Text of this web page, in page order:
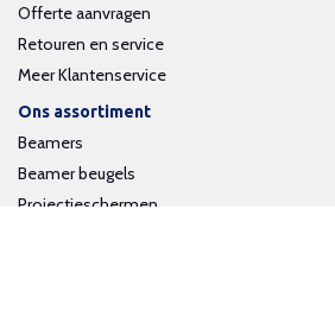
Offerte aanvragen
Retouren en service
Meer Klantenservice
Ons assortiment
Beamers
Beamer beugels
Projectieschermen